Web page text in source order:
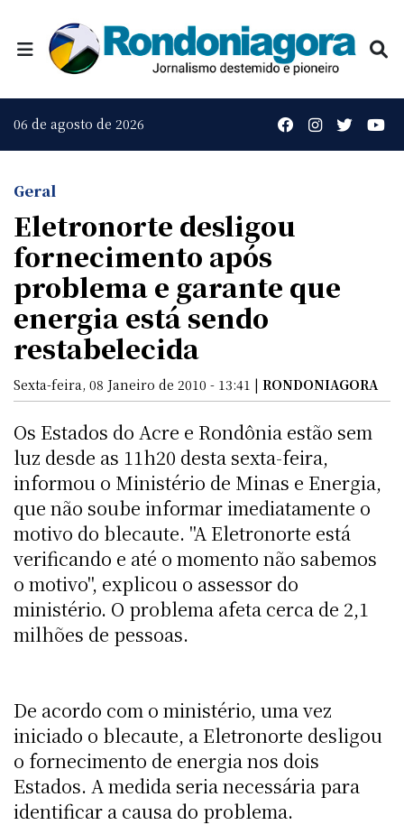
06 de agosto de 2026
Geral
Eletronorte desligou
fornecimento após
problema e garante que
energia está sendo
restabelecida
Sexta-feira, 08 Janeiro de 2010 - 13:41 | RONDONIAGORA
Os Estados do Acre e Rondônia estão sem
luz desde as 11h20 desta sexta-feira,
informou o Ministério de Minas e Energia,
que não soube informar imediatamente o
motivo do blecaute. "A Eletronorte está
verificando e até o momento não sabemos
o motivo", explicou o assessor do
ministério. O problema afeta cerca de 2,1
milhões de pessoas.
De acordo com o ministério, uma vez
iniciado o blecaute, a Eletronorte desligou
o fornecimento de energia nos dois
Estados. A medida seria necessária para
identificar a causa do problema.